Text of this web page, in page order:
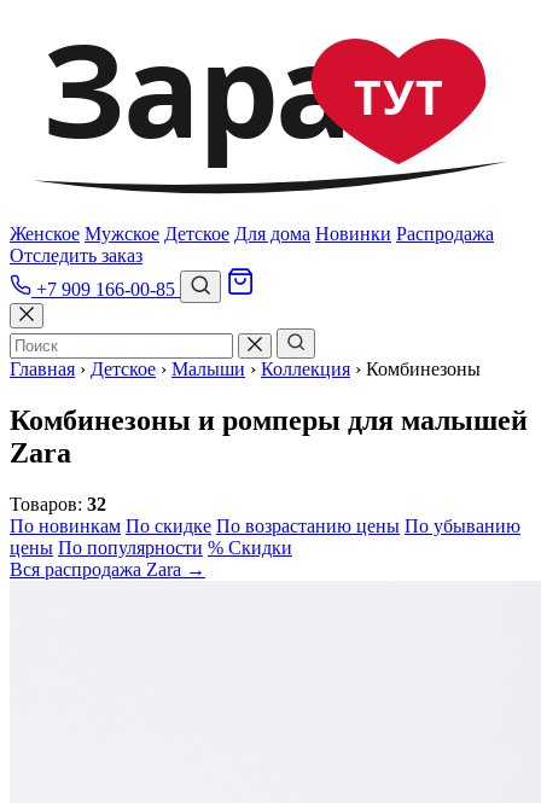
ЗараТУТ
Женское Мужское Детское Для дома Новинки Распродажа
Отследить заказ
+7 909 166-00-85
Главная › Детское › Малыши › Коллекция › Комбинезоны
Комбинезоны и ромперы для малышей
Zara
Товаров: 32
По новинкам По скидке По возрастанию цены По убыванию
цены По популярности % Скидки
Вся распродажа Zara →